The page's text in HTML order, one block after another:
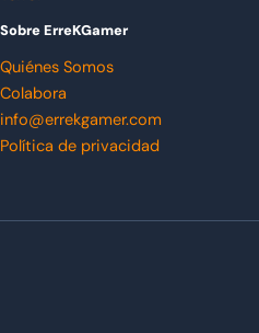
Sobre ErreKGamer
Quiénes Somos
Colabora
info@errekgamer.com
Política de privacidad